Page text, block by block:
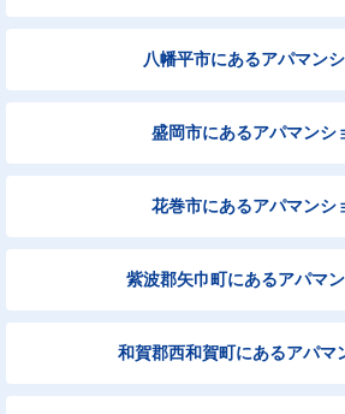
八幡平市にあるアパマン
盛岡市にあるアパマンシ
花巻市にあるアパマンシ
紫波郡矢巾町にあるアパマ
和賀郡西和賀町にあるアパマ